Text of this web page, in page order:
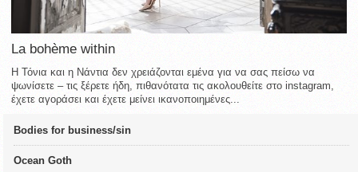
La bohème within
Η Τόνια και η Νάντια δεν χρειάζονται εμένα για να σας πείσω να
ψωνίσετε – τις ξέρετε ήδη, πιθανότατα τις ακολουθείτε στο instagram,
έχετε αγοράσει και έχετε μείνει ικανοποιημένες...
Bodies for business/sin
Ocean Goth